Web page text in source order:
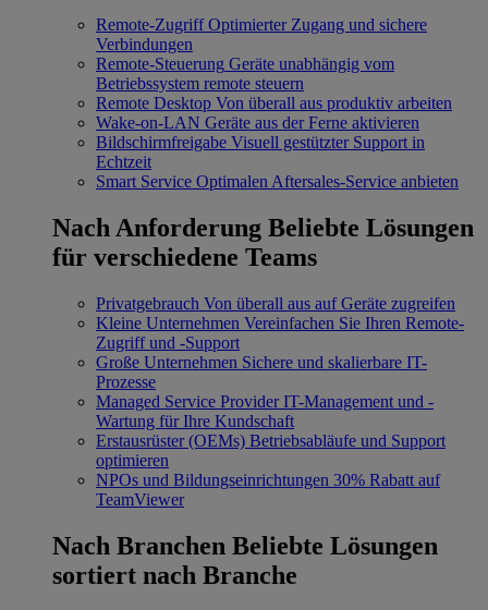
Remote-Zugriff Optimierter Zugang und sichere
Verbindungen
Remote-Steuerung Geräte unabhängig vom
Betriebssystem remote steuern
Remote Desktop Von überall aus produktiv arbeiten
Wake-on-LAN Geräte aus der Ferne aktivieren
Bildschirmfreigabe Visuell gestützter Support in
Echtzeit
Smart Service Optimalen Aftersales-Service anbieten
Nach Anforderung Beliebte Lösungen
für verschiedene Teams
Privatgebrauch Von überall aus auf Geräte zugreifen
Kleine Unternehmen Vereinfachen Sie Ihren Remote-
Zugriff und -Support
Große Unternehmen Sichere und skalierbare IT-
Prozesse
Managed Service Provider IT-Management und -
Wartung für Ihre Kundschaft
Erstausrüster (OEMs) Betriebsabläufe und Support
optimieren
NPOs und Bildungseinrichtungen 30% Rabatt auf
TeamViewer
Nach Branchen Beliebte Lösungen
sortiert nach Branche